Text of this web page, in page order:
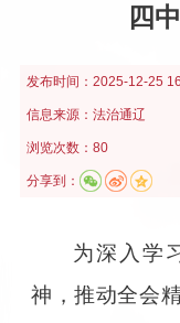
四
发布时间： 2025-12-25
信息来源： 法治通辽
浏览次数：80
分享到：
为深入学
神，推动全会